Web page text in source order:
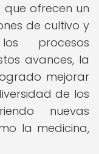
ofrecen un
de cultivo y
procesos
avances, la
mejorar
de los
nuevas
la medicina,